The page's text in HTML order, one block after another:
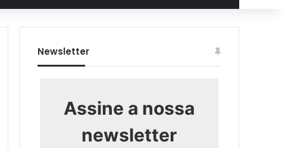
Newsletter
Assine a nossa
newsletter